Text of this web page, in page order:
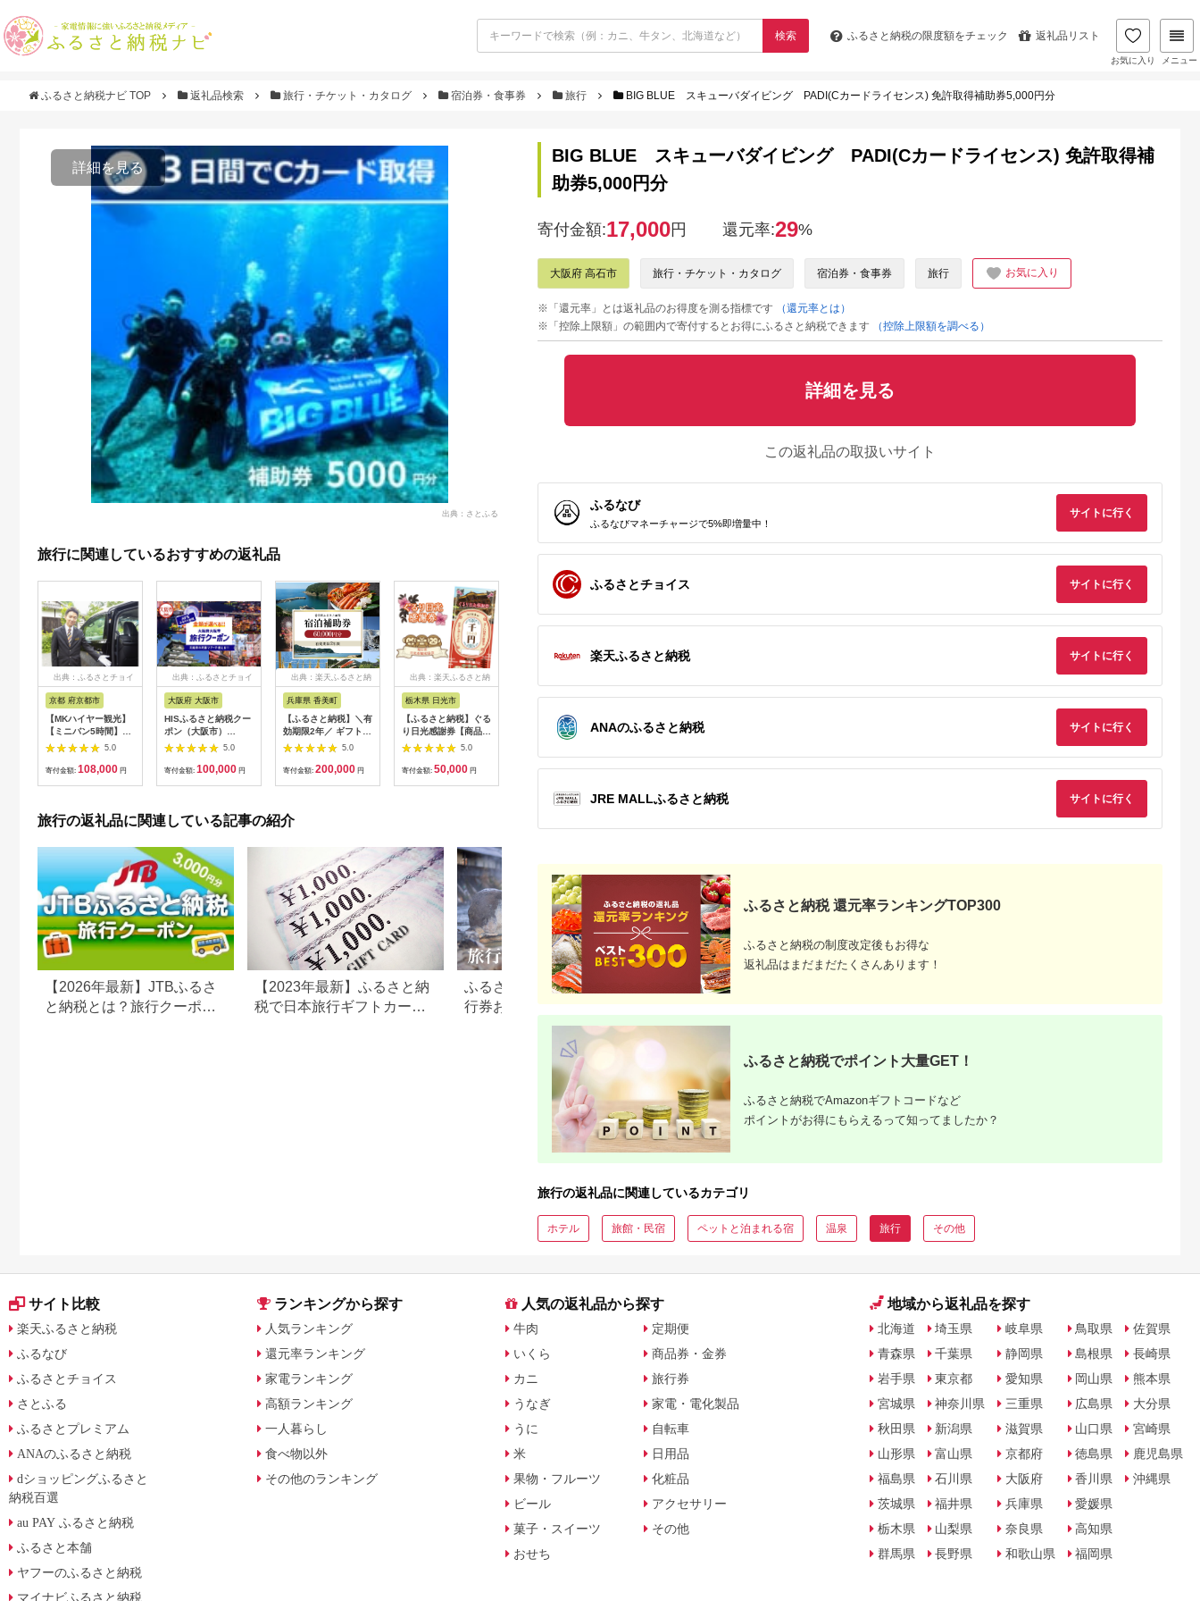
検索 ふるさと納税の限度額をチェック 返礼品リスト
お気に入り メニュー
ふるさと納税ナビ TOP 返礼品検索 旅行・チケット・カタログ 宿泊券・食事券 旅行 BIG BLUE スキューバダイビング PADI(Cカードライセンス) 免許取得補助券5,000円分
詳細を見る
出典：さとふる
旅行に関連しているおすすめの返礼品
出典：ふるさとチョイ
京都 府京都市
【MKハイヤー観光】
【ミニバン5時間】ド
ライバーとめぐるとっ
ておきの京都観光（3
／21-6／20・10／1-
5.0
寄付金額: 108,000 円
出典：ふるさとチョイ
大阪府 大阪市
HISふるさと納税クー
ポン（大阪市）
30,000円分_OS039-
5.0
寄付金額: 100,000 円
出典：楽天ふるさと納
兵庫県 香美町
【ふるさと納税】＼有
効期限2年／ ギフトに
も使える 宿泊補助券
60,000円分 宿泊助成
券 宿泊券 旅 トラベル
宿 体験 ギフト クーポ
プレゼント 贈答 母の
日 25-09
5.0
寄付金額: 200,000 円
出典：楽天ふるさと納
栃木県 日光市
【ふるさと納税】ぐる
り日光感謝券【商品券
1万5千円分】｜旅行
券 クーポン券 お食事
券 旅行 観光 温泉 旅
5.0
寄付金額: 50,000 円
三重県 多気町
宿泊券 90,000円分 コ
ンランショップ・ジャ
てのホテル
HACIENDA VISON ハ
ナーホテル ホテルチ
ケット ホテル宿泊券
旅行宿泊券 観光宿泊
寄付金額:300,000円
静岡県 東伊豆町
たらコレ！ ひがしい
券 （6千円分）
B001／静岡県 東伊
寄付金額:20,000円
高知県 土佐清水市
旅行券 トラベル ペア
家族 温泉 ホテル 観光
寄付金額:10,000円
沖縄県 糸満市
行クーポン(6万円分）
寄付金額:200,000円
出典：さとふる
群馬県 桐生市
使えるゴルフ利用券
5.0
寄付金額:15,000円
出典：楽天ふるさと
長野県 軽井沢町
沢 星野リゾート ふる
さと納税宿泊ギフト
(300,000円分) 宿泊
星のや軽井沢 ホテル
ブレストンコート
BEB5軽井沢 お届
け：※ご注文からお
けまで1ヶ月～1ヶ月
半ほど頂戴します。
寄付金額:1,000,000
旅行の返礼品に関連している記事の紹介
【2026年最新】JTBふるさ
と納税とは？旅行クーポン
【2023年最新】ふるさと納
税で日本旅行ギフトカード
ふるさと納税でもらえる旅
行券おすすめランキング
【2026年最新版】還元率・
旅行会社別で徹底比較
【2026年最新】ふるさと納
税 金券の返礼品ランキング
｜旅行券・食事券・商品券
BIG BLUE スキューバダイビング PADI(Cカードライセンス) 免許取得補
助券5,000円分
寄付金額:17,000円 還元率:29%
大阪府 高石市 旅行・チケット・カタログ 宿泊券・食事券 旅行 お気に入り
※「還元率」とは返礼品のお得度を測る指標です
（還元率とは）
※「控除上限額」の範囲内で寄付するとお得にふるさと納税できます
（控除上限額を調べる）
詳細を見る
この返礼品の取扱いサイト
ふるなび
ふるなびマネーチャージで5%即増量中！
サイトに行く
ふるさとチョイス サイトに行く
楽天ふるさと納税 サイトに行く
ANAのふるさと納税 サイトに行く
JRE MALLふるさと納税 サイトに行く
ふるさと納税 還元率ランキングTOP300
ふるさと納税の制度改定後もお得な
返礼品はまだまだたくさんあります！
ふるさと納税でポイント大量GET！
ふるさと納税でAmazonギフトコードなど
ポイントがお得にもらえるって知ってましたか？
旅行の返礼品に関連しているカテゴリ
ホテル 旅館・民宿 ペットと泊まれる宿 温泉 旅行 その他
サイト比較
楽天ふるさと納税
ふるなび
ふるさとチョイス
さとふる
ふるさとプレミアム
ANAのふるさと納税
dショッピングふるさと
納税百選
au PAY ふるさと納税
ふるさと本舗
ヤフーのふるさと納税
マイナビふるさと納税
ランキングから探す
人気ランキング
還元率ランキング
家電ランキング
高額ランキング
一人暮らし
食べ物以外
その他のランキング
人気の返礼品から探す
牛肉
いくら
カニ
うなぎ
うに
米
果物・フルーツ
ビール
菓子・スイーツ
おせち
定期便
商品券・金券
旅行券
家電・電化製品
自転車
日用品
化粧品
アクセサリー
その他
地域から返礼品を探す
北海道
青森県
岩手県
宮城県
秋田県
山形県
福島県
茨城県
栃木県
群馬県
埼玉県
千葉県
東京都
神奈川県
新潟県
富山県
石川県
福井県
山梨県
長野県
岐阜県
静岡県
愛知県
三重県
滋賀県
京都府
大阪府
兵庫県
奈良県
和歌山県
鳥取県
島根県
岡山県
広島県
山口県
徳島県
香川県
愛媛県
高知県
福岡県
佐賀県
長崎県
熊本県
大分県
宮崎県
鹿児島県
沖縄県